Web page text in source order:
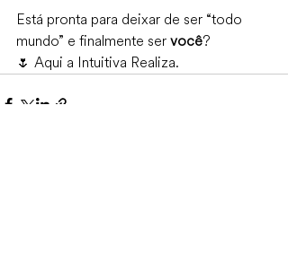
Está pronta para deixar de ser “todo
mundo” e finalmente ser você?
🌷 Aqui a Intuitiva Realiza.